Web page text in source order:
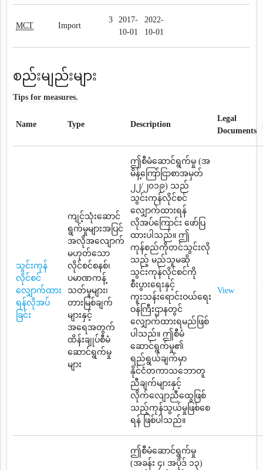
MCT Import
3
2017-
10-01
2022-
10-01
စည်းမျည်းများ
Tips for measures.
Name Type Description
Legal
Documents
သွင်းကုန်
လိုင်စင်
လျှောက်ထား
ရန်လိုအပ်
ခြင်း
ကျင့်သုံးဆောင်
ရွက်မှုများအပြင်
အလိုအလျောက်
မဟုတ်သော
လိုင်စင်စနစ်၊
ပမာဏကန့်
သတ်မှုများ၊
တားမြစ်ချက်
များနှင့်
အရေအတွက်
ထိန်းချုပ်စီမံ
ဆောင်ရွက်မှု
များ
ဤစီမံဆောင်ရွက်မှု (အ
မိန့်ကြော်ငြာစာအမှတ်
၂၂/၂၀၁၉) သည်
သွင်းကုန်လိုင်စင်
လျှောက်ထားရန်
လိုအပ်ကြောင်း ဖော်ပြ
ထားပါသည်။ ဤ
ကုန်စည်ကိုတင်သွင်းလို
သည့် မည်သူမဆို
သွင်းကုန်လိုင်စင်ကို
စီးပွားရေးနှင့်
ကူးသန်းရောင်းဝယ်ရေး
ဝန်ကြီးဌာနတွင်
လျှောက်ထားရမည်ဖြစ်
ပါသည်။ ဤစီမံ
ဆောင်ရွက်မှု၏
ရည်ရွယ်ချက်မှာ
နိုင်ငံတကာသဘောတူ
ညီချက်များနှင့်
လိုက်လျောညီထွေဖြစ်
သည့်ကုန်သွယ်မှုဖြစ်စေ
ရန် ဖြစ်ပါသည်။
View
ဤစီမံဆောင်ရွက်မှု
(အခန်း ၄၊ အပိုဒ် ၁၃)